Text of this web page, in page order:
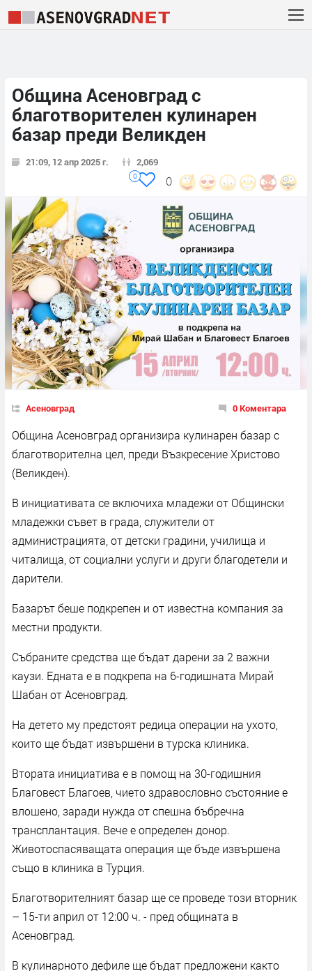
Община Асеновград с
благотворителен кулинарен
базар преди Великден
21:09, 12 апр 2025 г. 2,069
0
0
Асеновград 0 Коментара
Община Асеновград организира кулинарен базар с
благотворителна цел, преди Възкресение Христово
(Великден).
В инициативата се включиха младежи от Общински
младежки съвет в града, служители от
администрацията, от детски градини, училища и
читалища, от социални услуги и други благодетели и
дарители.
Базарът беше подкрепен и от известна компания за
местни продукти.
Събраните средства ще бъдат дарени за 2 важни
каузи. Едната е в подкрепа на 6-годишната Мирай
Шабан от Асеновград.
На детето му предстоят редица операции на ухото,
които ще бъдат извършени в турска клиника.
Втората инициатива е в помощ на 30-годишния
Благовест Благоев, чието здравословно състояние е
влошено, заради нужда от спешна бъбречна
трансплантация. Вече е определен донор.
Животоспасяващата операция ще бъде извършена
също в клиника в Турция.
Благотворителният базар ще се проведе този вторник
– 15-ти април от 12:00 ч. - пред общината в
Асеновград.
В кулинарното дефиле ще бъдат предложени както